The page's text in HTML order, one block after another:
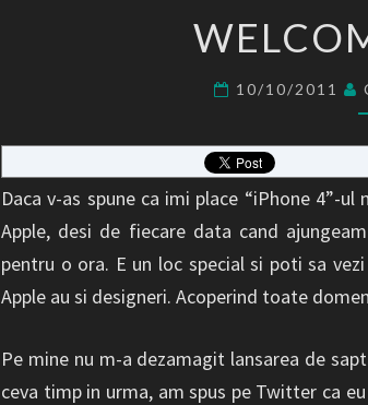
10/10/2011
Daca v-as spune ca imi place “iPhone 4”-
Apple, desi de fiecare data cand
pentru o ora. E un loc special si poti sa
Apple au si designeri. Acoperind toate
Pe mine nu m-a dezamagit lansarea de
ceva timp in urma, am spus pe Twitter ca